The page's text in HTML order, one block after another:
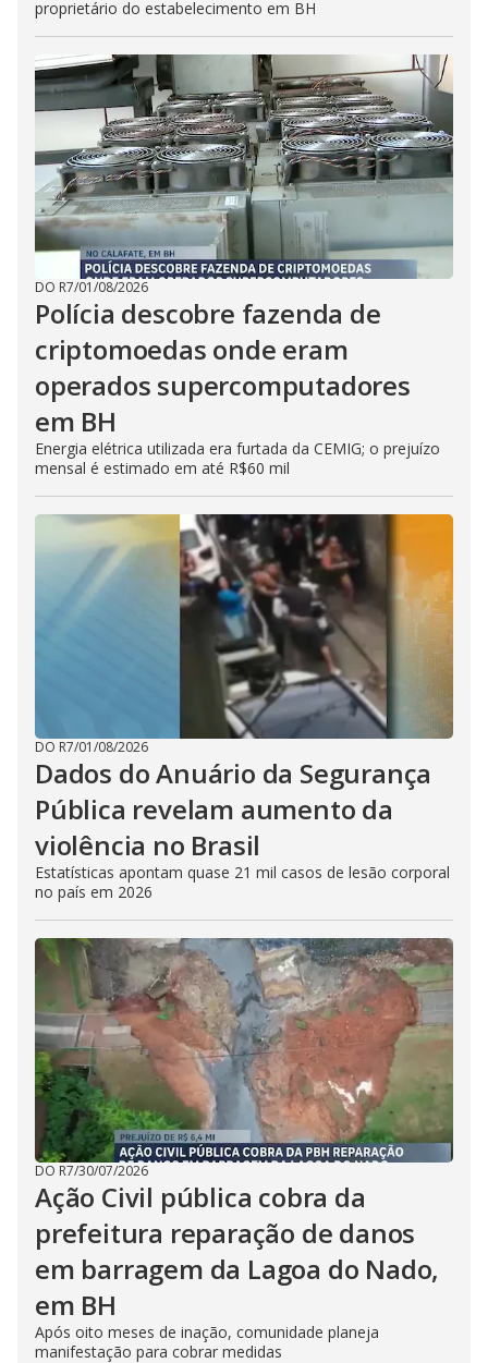
proprietário do estabelecimento em BH
DO R7/01/08/2026
Polícia descobre fazenda de
criptomoedas onde eram
operados supercomputadores
em BH
Energia elétrica utilizada era furtada da CEMIG; o prejuízo
mensal é estimado em até R$60 mil
DO R7/01/08/2026
Dados do Anuário da Segurança
Pública revelam aumento da
violência no Brasil
Estatísticas apontam quase 21 mil casos de lesão corporal
no país em 2026
DO R7/30/07/2026
Ação Civil pública cobra da
prefeitura reparação de danos
em barragem da Lagoa do Nado,
em BH
Após oito meses de inação, comunidade planeja
manifestação para cobrar medidas